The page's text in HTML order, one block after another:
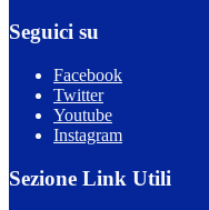
Seguici su
Facebook
Twitter
Youtube
Instagram
Sezione Link Utili